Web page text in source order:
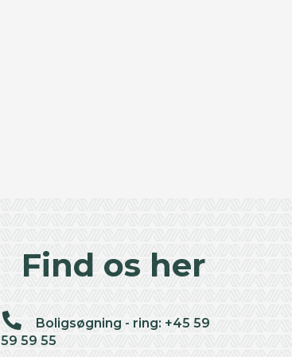
Find os her
Boligsøgning - ring: +45 59
59 59 55